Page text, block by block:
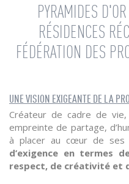
PYRAMIDES
RÉSIDENCES
FÉDÉRATION DES
UNE VISION EXIGEANTE DE LA
Créateur de cadre de
empreinte de partage,
à placer au cœur de ses
d’exigence en termes
respect, de créativité et